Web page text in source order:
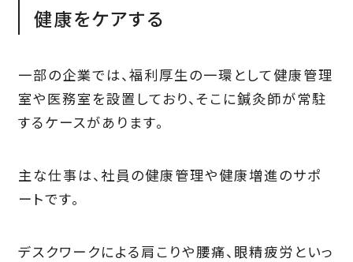
健康をケアする
一部の企業では、福利厚生の一環として健康管理
室や医務室を設置しており、そこに鍼灸師が常駐
するケースがあります。
主な仕事は、社員の健康管理や健康増進のサポ
ートです。
デスクワークによる肩こりや腰痛、眼精疲労といっ